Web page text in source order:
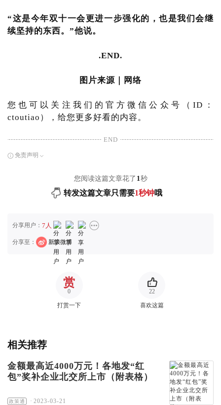
“这是今年双十一会更进一步强化的，也是我们会继
续坚持的东西。”他说。
.END.
图片来源｜网络
您也可以关注我们的官方微信公众号（ID：
ctoutiao），给您更多好看的内容。
END
免责声明
您阅读这篇文章花了 1秒
转发这篇文章只需要1秒钟哦
分享用户： 7人
分享至： 新浪微博
打赏一下
赏
0
喜欢这篇
22
相关推荐
金额最高近4000万元！各地发“红
包”奖补企业北交所上市（附表格）
政策通 · 2023-03-21